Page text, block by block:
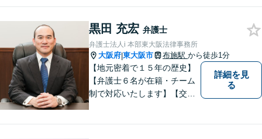
黒田 充宏 弁護士
弁護士法人i 本部東大阪法律事務所
大阪府|東大阪市 布施駅 から徒歩1分
【地元密着で１５年の歴史】
【弁護士６名が在籍・チーム
制で対応いたします】【交通
詳細を見
る